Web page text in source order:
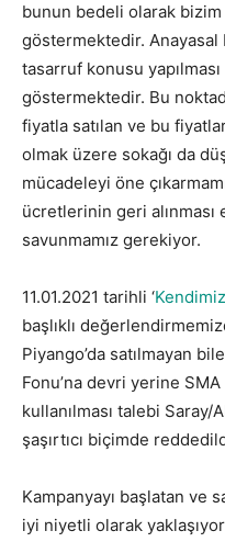
bunun bedeli olarak bizim
göstermektedir. Anayasal
tasarruf konusu
göstermektedir. Bu
fiyatla satılan ve bu
olmak üzere sokağı da
mücadeleyi öne
ücretlerinin geri alınması
savunmamız gerekiyor.
11.01.2021 tarihli ‘
başlıklı
Piyango’da satılmayan
Fonu’na devri yerine
kullanılması talebi Saray/
şaşırtıcı biçimde
Kampanyayı başlatan ve
iyi niyetli olarak